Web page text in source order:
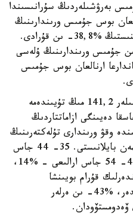
بەرۋشىلەردىڭ سۇرانىسىندا
بوس جۇمىس ورىندارىنىڭ
ۇلەسى باسىم بولىپ، بارلىق ۇسىنىستىڭ %38,8- ىن قۇرادى.
جۇمىس ورىندارىنىڭ ۇلەسى
ارنالعان بوس جۇمىس
— شىلدە ايىندا جۇمىس ىزدەۋشىلەر 141,2 مىڭ تۇيىندەمە
ولاردىڭ ىشىندە 35 جاسقا دەيىنگى ازاماتتاردىڭ
وقۋ ورىندارى تۇلەكتەرىنىڭ
ەڭبەك نارىعىنا بەلسەندى شىعۋىمەن بايلانىستى. 35- 44 جاس
ارالىعىنداعى ازاماتتار - %25، 45- 54 جاس ارالىعى - %14،
اسقاندار - %7. گەندەرلىك قۇرام بويىنشا
تۇيىندەمەلەردىڭ %57- ىن ايەلدەر، %43- ىن ەرلەر
ۆەدومستۆودان.